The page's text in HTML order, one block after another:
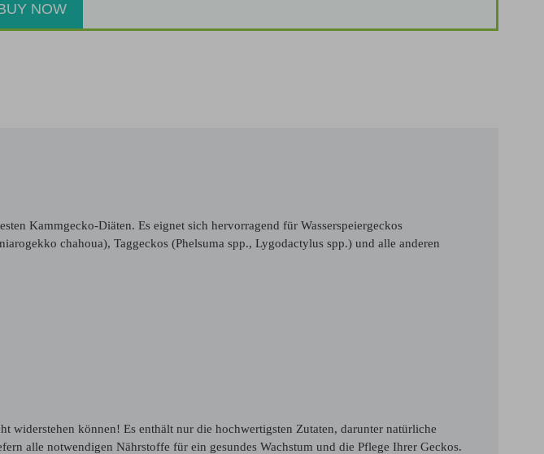
NOW
Kammgecko-Diäten. Es eignet sich hervorragend für Wasserspeiergeckos
chahoua), Taggeckos (Phelsuma spp., Lygodactylus spp.) und alle anderen
können! Es enthält nur die hochwertigsten Zutaten, darunter natürliche
alle notwendigen Nährstoffe für ein gesundes Wachstum und die Pflege Ihrer Geckos.